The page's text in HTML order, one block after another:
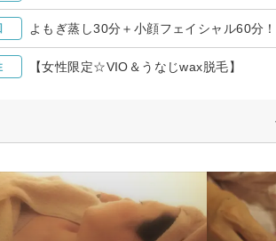
よもぎ蒸し30分＋小顔フェイシャル60分
【女性限定☆VIO＆うなじwax脱毛】